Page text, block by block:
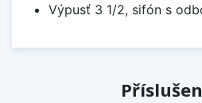
Výpusť 3 1/2, sifón s